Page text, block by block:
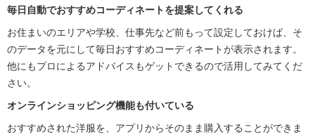
毎日自動でおすすめコーディネートを提案してくれる
お住まいのエリアや学校、仕事先など前もって設定しておけば、そ
のデータを元にして毎日おすすめコーディネートが表示されます。
他にもプロによるアドバイスもゲットできるので活用してみてくだ
さい。
オンラインショッピング機能も付いている
おすすめされた洋服を、アプリからそのまま購入することができま